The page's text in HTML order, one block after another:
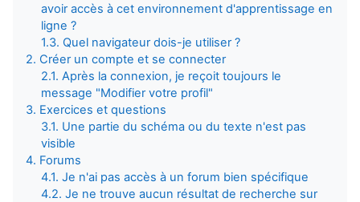
avoir accès à cet environnement d'apprentissage en
ligne ?
1.3. Quel navigateur dois-je utiliser ?
2. Créer un compte et se connecter
2.1. Après la connexion, je reçoit toujours le
message "Modifier votre profil"
3. Exercices et questions
3.1. Une partie du schéma ou du texte n'est pas
visible
4. Forums
4.1. Je n'ai pas accès à un forum bien spécifique
4.2. Je ne trouve aucun résultat de recherche sur